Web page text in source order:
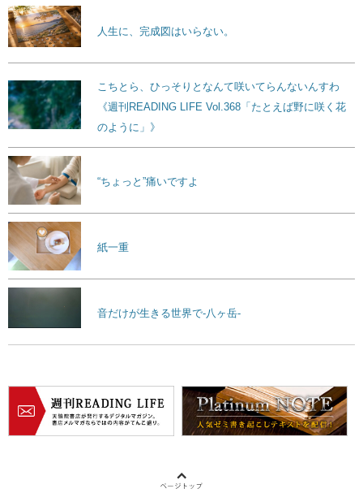
人生に、完成図はいらない。
こちとら、ひっそりとなんて咲いてらんないんすわ
《週刊READING LIFE Vol.368「たとえば野に咲く花
のように」》
“ちょっと”痛いですよ
紙一重
音だけが生きる世界で-八ヶ岳-